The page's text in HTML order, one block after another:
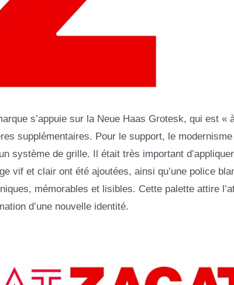
s’appuie sur la Neue Haas Grotesk, qui est «
supplémentaires. Pour le support, le
système de grille. Il était très important
vif et clair ont été ajoutées, ainsi qu’une police
mémorables et lisibles. Cette palette attire
d’une nouvelle identité.